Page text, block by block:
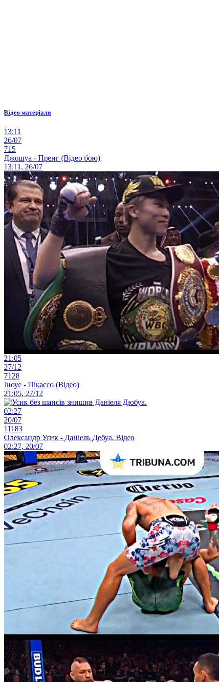
Відео матеріали
13:11
26/07
715
Джошуа - Пренг (Відео бою)
13:11, 26/07
21:05
27/12
7128
Іноуе - Пікассо (Відео)
21:05, 27/12
02:27
20/07
11183
Олександр Усик - Даніель Дебуа. Відео
02:27, 20/07